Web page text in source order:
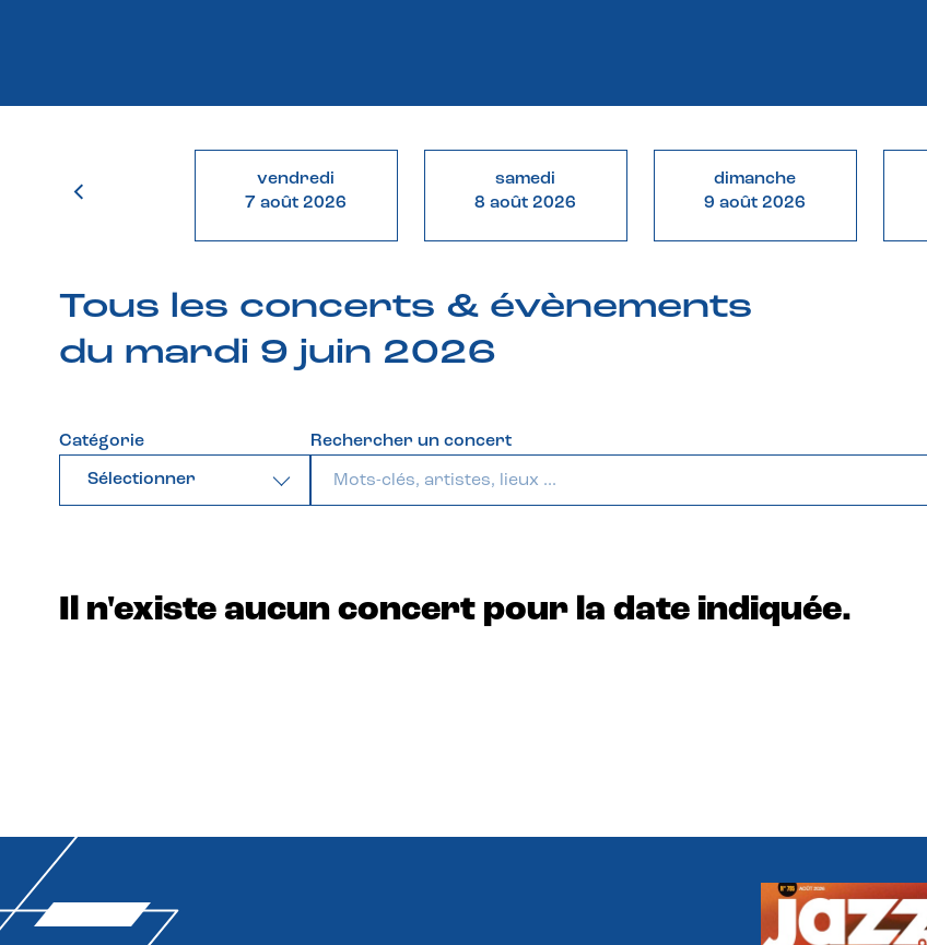
vendredi
7 août 2026
samedi
8 août 2026
dimanche
9 août 2026
Tous les concerts & évènements
du mardi 9 juin 2026
Catégorie
Sélectionner
Rechercher un concert
Il n'existe aucun concert pour la date indiquée.